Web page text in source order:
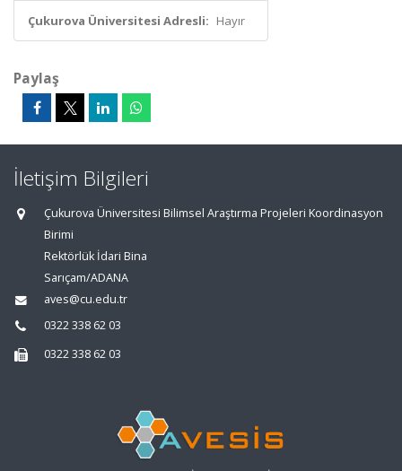
Çukurova Üniversitesi Adresli: Hayır
Paylaş
İletişim Bilgileri
Çukurova Üniversitesi Bilimsel Araştırma Projeleri Koordinasyon
Birimi
Rektörlük İdari Bina
Sarıçam/ADANA
aves@cu.edu.tr
0322 338 62 03
0322 338 62 03